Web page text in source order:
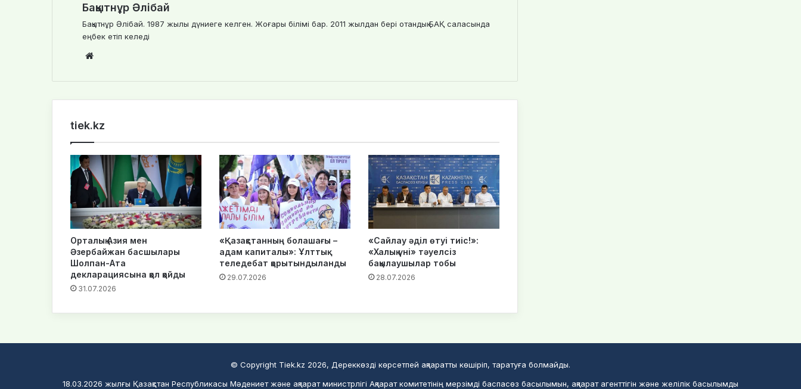
Бақытнұр Әлібай
Бақытнұр Әлібай. 1987 жылы дүниеге келген. Жоғары білімі бар. 2011 жылдан бері отандық БАҚ саласында
еңбек етіп келеді
te
tiek.kz
Орталық Азия мен
Әзербайжан басшылары
Шолпан-Ата
декларациясына қол қойды
31.07.2026
«Қазақстанның болашағы –
адам капиталы»: Ұлттық
теледебат қорытындыланды
29.07.2026
«Сайлау әділ өтуі тиіс!»:
«Халық үні» тәуелсіз
бақылаушылар тобы
28.07.2026
© Copyright Tiek.kz 2026, Дереккөзді көрсетпей ақпаратты көшіріп, таратуға болмайды.
18.03.2026 жылғы Қазақстан Республикасы Мәдениет және ақпарат министрлігі Ақпарат комитетінің мерзімді баспасөз басылымын, ақпарат агенттігін және желілік басылымды